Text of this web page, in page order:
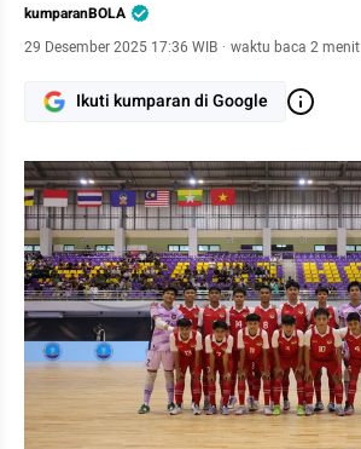
kumparanBOLA
29 Desember 2025 17:36 WIB · waktu baca 2 menit
Ikuti kumparan di Google